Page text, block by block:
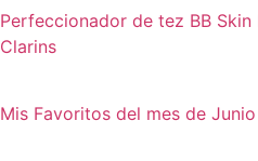
Perfeccionador de tez BB
Clarins
Mis Favoritos del mes de Junio